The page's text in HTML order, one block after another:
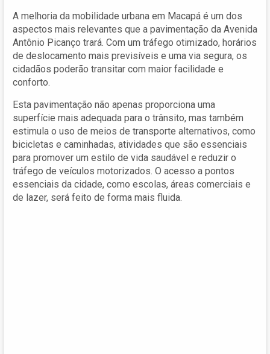
A melhoria da mobilidade urbana em Macapá é um dos
aspectos mais relevantes que a pavimentação da Avenida
Antônio Picanço trará. Com um tráfego otimizado, horários
de deslocamento mais previsíveis e uma via segura, os
cidadãos poderão transitar com maior facilidade e
conforto.
Esta pavimentação não apenas proporciona uma
superfície mais adequada para o trânsito, mas também
estimula o uso de meios de transporte alternativos, como
bicicletas e caminhadas, atividades que são essenciais
para promover um estilo de vida saudável e reduzir o
tráfego de veículos motorizados. O acesso a pontos
essenciais da cidade, como escolas, áreas comerciais e
de lazer, será feito de forma mais fluida.